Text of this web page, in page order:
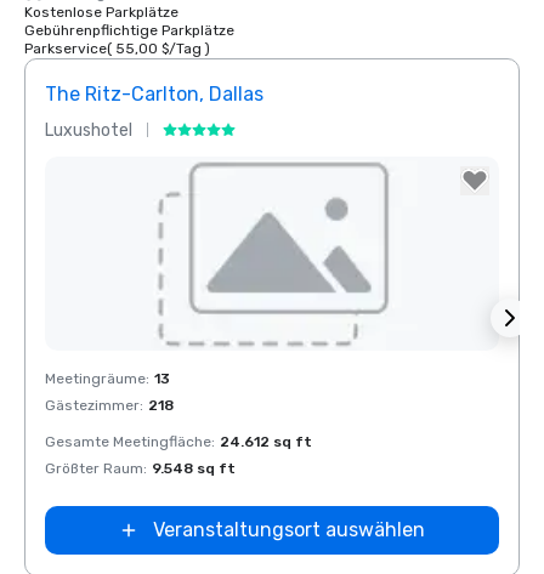
Kostenlose Parkplätze
Gebührenpflichtige Parkplätze
Parkservice( 55,00 $/Tag )
The Ritz-Carlton, Dallas
Luxushotel
Removed from favorites
Meetingräume: 13
Gästezimmer: 218
Gesamte Meetingfläche: 24.612 sq ft
Größter Raum: 9.548 sq ft
Veranstaltungsort auswählen